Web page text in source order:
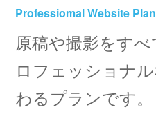
Professiomal Website Plan
原稿や撮影をす
ロフェッショナ
わるプランです。